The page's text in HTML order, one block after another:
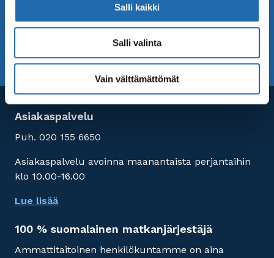
Salli kaikki
Salli valinta
Vain välttämättömät
uusimmat matkatarjouksemme ja matkavinkit.
TILAA UUTISKIRJE UUTISKIRJEARKISTO
Asiakaspalvelu
Puh. 020 155 6650
Asiakaspalvelu avoinna maanantaista perjantaihin
klo 10.00-16.00
Lue lisää
100 % suomalainen matkanjärjestäjä
Ammattitaitoinen henkilökuntamme on aina